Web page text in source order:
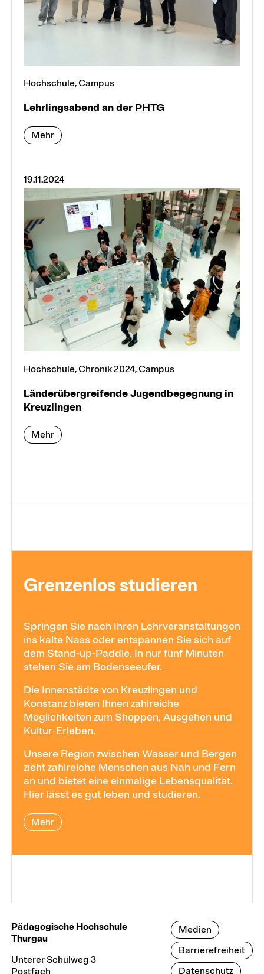
Hochschule, Campus
Lehrlings­abend an der PHTG
Mehr
19.11.2024
Hochschule, Chronik 2024, Campus
Länder­übergreifende Jugend­begegnung in
Kreuz­lingen
Mehr
Gren­zen­los stu­die­ren
Springen Sie nach Ihren Lehrveranstaltungen
ins kalte Nass oder entspannen Sie sich auf
dem Stand-up-Paddle. In nur fünf Minuten
stehen Sie am Bodenseeufer.
Die Innenstädte von Kreuzlingen und
Konstanz bieten Ihnen zahlreiche
Möglichkeiten zum Shoppen, Ausgehen und
Kultur-Erleben.
Unsere Region zwischen Wasser und Bergen
zieht zahlreiche Menschen aus Nah und Fern
an und bietet eine einmalige Lebensqualität.
Hier lässt es gut leben und studieren.
Mehr
Pädagogische Hochschule
Thurgau
Unterer Schulweg 3
Medien
Barrierefreiheit
Datenschutz